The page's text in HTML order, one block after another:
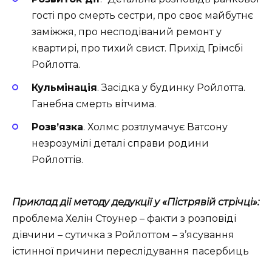
гості про смерть сестри, про своє майбутнє
заміжжя, про несподіваний ремонт у
квартирі, про тихий свист. Прихід Грімсбі
Ройлотта.
Кульмінація.Засідка у будинку Ройлотта.
Ганебна смерть вітчима.
Розв’язка. Холмс розтлумачує Ватсону
незрозумілі деталі справи родини
Ройлоттів.
Приклад дії методу дедукції у «Пістрявій стрічці»:
проблема Хелін Стоунер – факти з розповіді
дівчини – сутичка з Ройлоттом – з’ясування
істинної причини переслідування пасербиць